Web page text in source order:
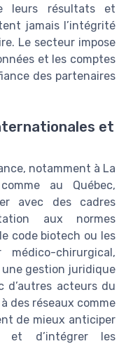
leurs résultats et
jamais l’intégrité
Le secteur impose
et les comptes
des partenaires
et
notamment à La
au Québec,
avec des cadres
aux normes
code biotech ou les
chirurgical,
gestion juridique
d’autres acteurs du
des réseaux comme
de mieux anticiper
et d’intégrer les